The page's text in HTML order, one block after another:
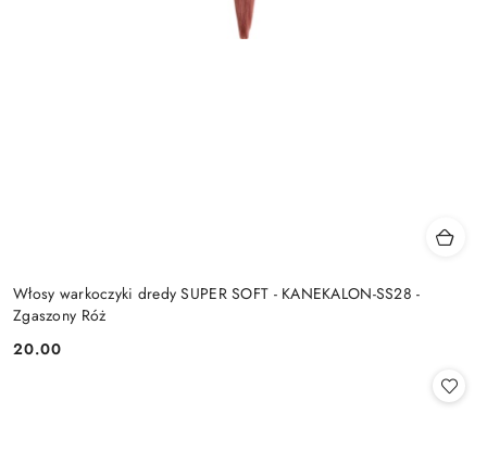
Włosy warkoczyki dredy SUPER SOFT - KANEKALON-SS28 -
Zgaszony Róż
Cena:
20.00